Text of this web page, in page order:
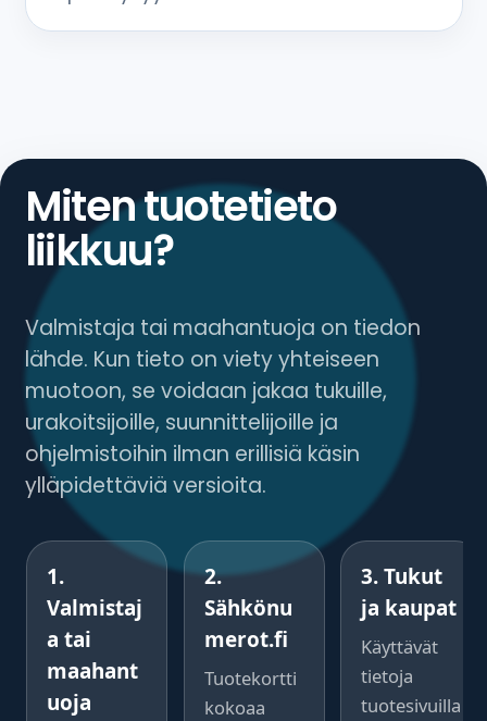
Miten tuotetieto
liikkuu?
Valmistaja tai maahantuoja on tiedon
lähde. Kun tieto on viety yhteiseen
muotoon, se voidaan jakaa tukuille,
urakoitsijoille, suunnittelijoille ja
ohjelmistoihin ilman erillisiä käsin
ylläpidettäviä versioita.
1.
Valmistaj
a tai
maahant
uoja
2.
Sähkönu
merot.fi
Tuotekortti
kokoaa
3. Tukut
ja kaupat
Käyttävät
tietoja
tuotesivuilla